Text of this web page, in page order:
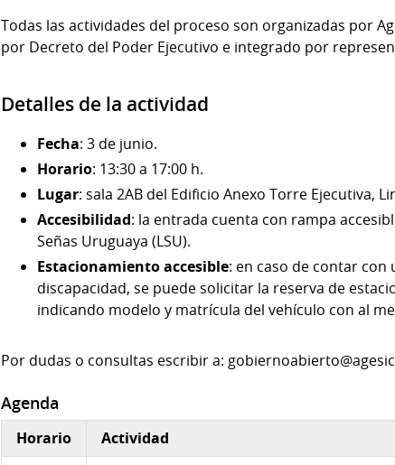
Todas las actividades del proceso son organizadas por
por Decreto del Poder Ejecutivo e integrado por
Detalles de la actividad
Fecha: 3 de junio.
Horario: 13:30 a 17:00 h.
Lugar: sala 2AB del Edificio Anexo Torre Ejecutiva,
Accesibilidad: la entrada cuenta con rampa
Señas Uruguaya (LSU).
Estacionamiento accesible: en caso de contar
discapacidad, se puede solicitar la reserva de
indicando modelo y matrícula del vehículo con al
Por dudas o consultas escribir a:
Agenda
Horario
Actividad